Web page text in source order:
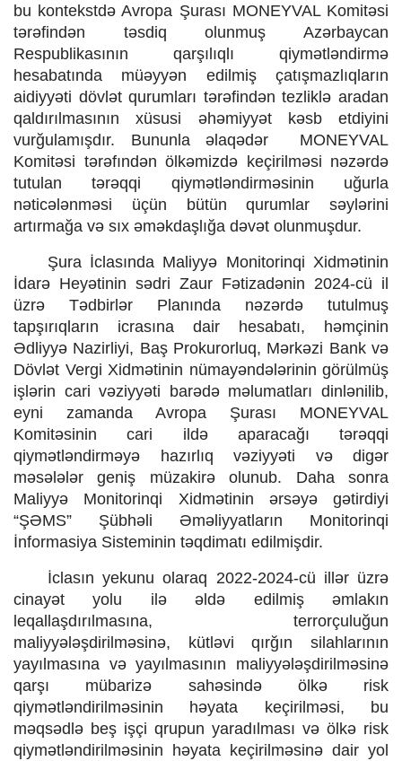
bu kontekstdə Avropa Şurası MONEYVAL Komitəsi
tərəfindən təsdiq olunmuş Azərbaycan
Respublikasının qarşılıqlı qiymətləndirmə
hesabatında müəyyən edilmiş çatışmazlıqların
aidiyyəti dövlət qurumları tərəfindən tezliklə aradan
qaldırılmasının xüsusi əhəmiyyət kəsb etdiyini
vurğulamışdır. Bununla əlaqədər
MONEYVAL
Komitəsi tərəfındən ölkəmizdə keçirilməsi nəzərdə
tutulan tərəqqi qiymətləndirməsinin uğurla
nəticələnməsi üçün bütün qurumlar səylərini
artırmağa və sıx əməkdaşlığa dəvət olunmuşdur.
Şura İclasında Maliyyə Monitorinqi Xidmətinin
İdarə Heyətinin sədri Zaur Fətizadənin 2024-cü il
üzrə Tədbirlər Planında nəzərdə tutulmuş
tapşırıqların icrasına dair hesabatı, həmçinin
Ədliyyə Nazirliyi, Baş Prokurorluq, Mərkəzi Bank və
Dövlət Vergi Xidmətinin nümayəndələrinin görülmüş
işlərin cari vəziyyəti barədə məlumatları dinlənilib,
eyni zamanda Avropa Şurası MONEYVAL
Komitəsinin cari ildə aparacağı tərəqqi
qiymətləndirməyə hazırlıq vəziyyəti və digər
məsələlər geniş müzakirə olunub. Daha sonra
Maliyyə Monitorinqi Xidmətinin ərsəyə gətirdiyi
“ŞƏMS” Şübhəli Əməliyyatların Monitorinqi
İnformasiya Sisteminin təqdimatı edilmişdir.
İclasın yekunu olaraq 2022-2024-cü illər üzrə
cinayət yolu ilə əldə edilmiş əmlakın
leqallaşdırılmasına, terrorçuluğun
maliyyələşdirilməsinə, kütləvi qırğın silahlarının
yayılmasına və yayılmasının maliyyələşdirilməsinə
qarşı mübarizə sahəsində ölkə risk
qiymətləndirilməsinin həyata keçirilməsi, bu
məqsədlə beş işçi qrupun yaradılması və ölkə risk
qiymətləndirilməsinin həyata keçirilməsinə dair yol